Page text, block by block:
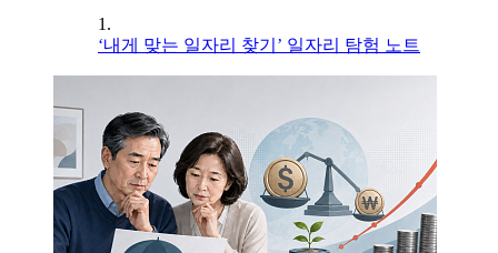
1.
‘내게 맞는 일자리 찾기’ 일자리 탐험 노트